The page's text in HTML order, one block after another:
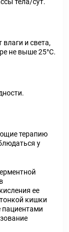
и света,
не выше 25°С.
терапию
у
ее
кишки
пациентами